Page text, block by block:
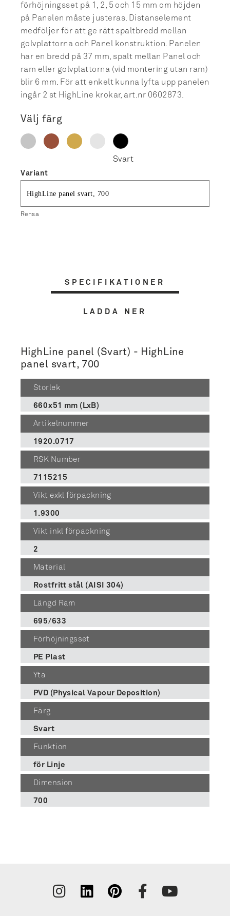
förhöjningsset på 1, 2, 5 och 15 mm om höjden
på Panelen måste justeras. Distanselement
medföljer för att ge rätt spaltbredd mellan
golvplattorna och Panel konstruktion. Panelen
har en bredd på 37 mm, spalt mellan Panel och
ram eller golvplattorna (vid montering utan ram)
blir 6 mm. För att enkelt kunna lyfta upp panelen
ingår 2 st HighLine krokar, art.nr 0602873.
Välj färg
Variant
Rensa
SPECIFIKATIONER
LADDA NER
HighLine panel (Svart) - HighLine
panel svart, 700
Storlek
660x51 mm (LxB)
Artikelnummer
1920.0717
RSK Number
7115215
Vikt exkl förpackning
1.9300
Vikt inkl förpackning
2
Material
Rostfritt stål (AISI 304)
Längd Ram
695/633
Förhöjningsset
PE Plast
Yta
PVD (Physical Vapour Deposition)
Färg
Svart
Funktion
för Linje
Dimension
700